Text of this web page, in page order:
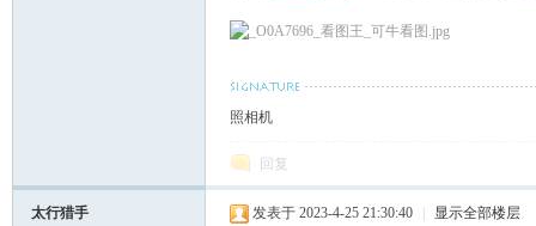
照相机
回复
太行猎手 发表于 2023-4-25 21:30:40 显示全部楼层